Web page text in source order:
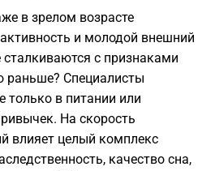
в зрелом возрасте
и молодой внешний
сталкиваются с признаками
раньше? Специалисты
только в питании или
На скорость
влияет целый комплекс
качество сна,